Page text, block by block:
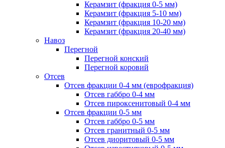
Керамзит (фракция 0-5 мм)
Керамзит (фракция 5-10 мм)
Керамзит (фракция 10-20 мм)
Керамзит (фракция 20-40 мм)
Навоз
Перегной
Перегной конский
Перегной коровий
Отсев
Отсев фракции 0-4 мм (еврофракция)
Отсев габбро 0-4 мм
Отсев пироксенитовый 0-4 мм
Отсев фракции 0-5 мм
Отсев габбро 0-5 мм
Отсев гранитный 0-5 мм
Отсев диоритовый 0-5 мм